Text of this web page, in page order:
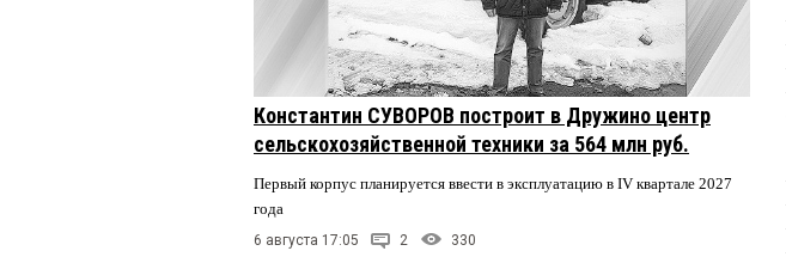
Константин СУВОРОВ построит в Дружино центр
сельскохозяйственной техники за 564 млн руб.
Первый корпус планируется ввести в эксплуатацию в IV квартале 2027
года
6 августа 17:05 2 330